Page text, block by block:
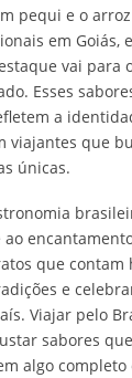
pequi e o
em Goiás,
vai para
Esses
a
viajantes que
únicas.
que contam
e
Viajar pelo
sabores
algo completo